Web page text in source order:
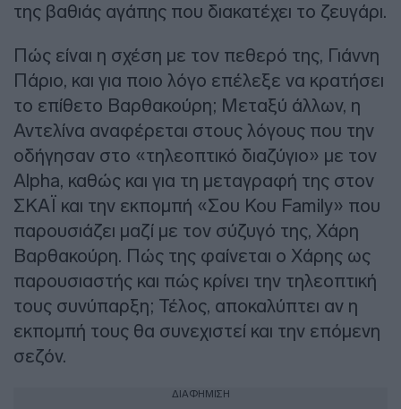
της βαθιάς αγάπης που διακατέχει το ζευγάρι.
Πώς είναι η σχέση με τον πεθερό της, Γιάννη
Πάριο, και για ποιο λόγο επέλεξε να κρατήσει
το επίθετο Βαρθακούρη; Μεταξύ άλλων, η
Αντελίνα αναφέρεται στους λόγους που την
οδήγησαν στο «τηλεοπτικό διαζύγιο» με τον
Alpha, καθώς και για τη μεταγραφή της στον
ΣΚΑΪ και την εκπομπή «Σου Κου Family» που
παρουσιάζει μαζί με τον σύζυγό της, Χάρη
Βαρθακούρη. Πώς της φαίνεται ο Χάρης ως
παρουσιαστής και πώς κρίνει την τηλεοπτική
τους συνύπαρξη; Τέλος, αποκαλύπτει αν η
εκπομπή τους θα συνεχιστεί και την επόμενη
σεζόν.
ΔΙΑΦΗΜΙΣΗ